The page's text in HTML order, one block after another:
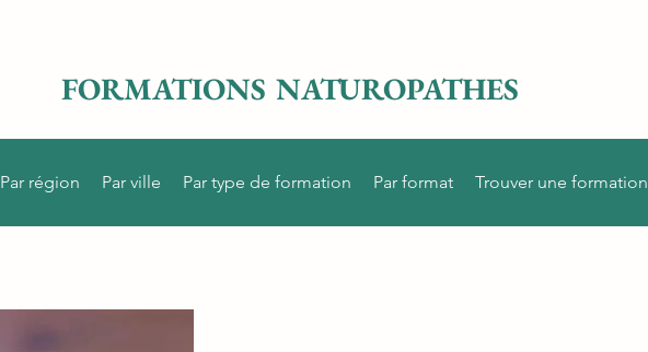
FORMATIONS NATUROPATHES
Par région Par ville Par type de formation Par format Trouver une formation